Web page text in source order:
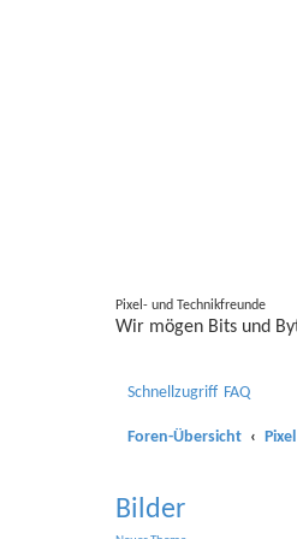
Pixel- und Technikfreunde
Wir mögen Bits und
Schnellzugriff FAQ
Foren-Übersicht Pixel
Bilder